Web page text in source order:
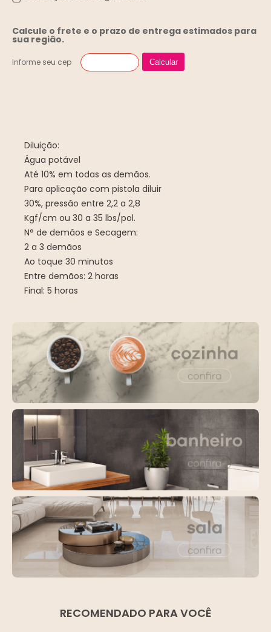
Calcule o frete e o prazo de entrega estimados para
sua região.
Informe seu cep Calcular
Diluição:
Água potável
Até 10% em todas as demãos.
Para aplicação com pistola diluir
30%, pressão entre 2,2 a 2,8
Kgf/cm ou 30 a 35 lbs/pol.
N° de demãos e Secagem:
2 a 3 demãos
Ao toque 30 minutos
Entre demãos: 2 horas
Final: 5 horas
RECOMENDADO PARA VOCÊ